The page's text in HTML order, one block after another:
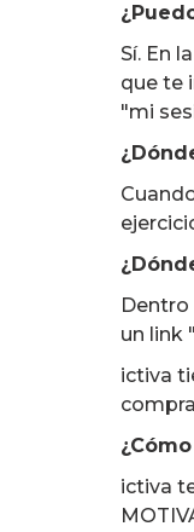
Sí. En
que te
"mi
Dentro
un link
ictiva
ictiva